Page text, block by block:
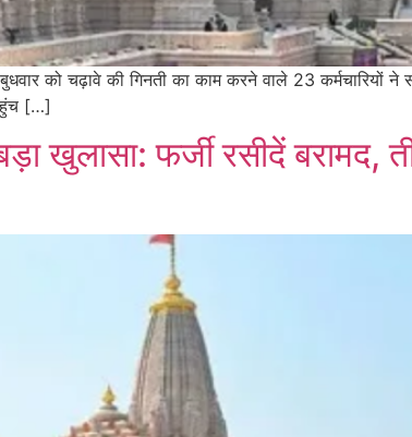
को चढ़ावे की गिनती का काम करने वाले 23 कर्मचारियों ने
[…]
खुलासा: फर्जी रसीदें बरामद,